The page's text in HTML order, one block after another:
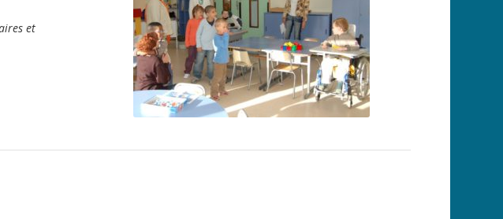
et